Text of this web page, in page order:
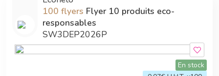
100 flyers Flyer 10 produits eco-
responsables
SW3DEP2026P
En stock